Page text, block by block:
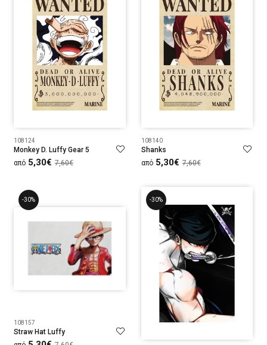
108124
Monkey D. Luffy Gear 5
από 5,30€ 7,60€
108140
Shanks
από 5,30€ 7,60€
-30%
108157
Straw Hat Luffy
-30%